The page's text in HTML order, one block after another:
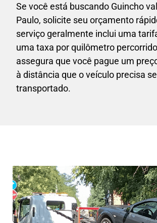
Se você está buscando Guincho
Paulo, solicite seu orçamento
serviço geralmente inclui uma
uma taxa por quilômetro
assegura que você pague um
à distância que o veículo precisa
transportado.